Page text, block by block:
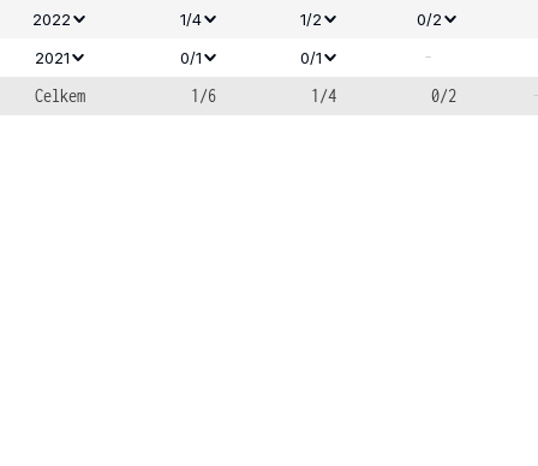
2022 1/4 1/2
0/2
2021
0/1 0/1
-
Celkem
1/6 1/4 0/2